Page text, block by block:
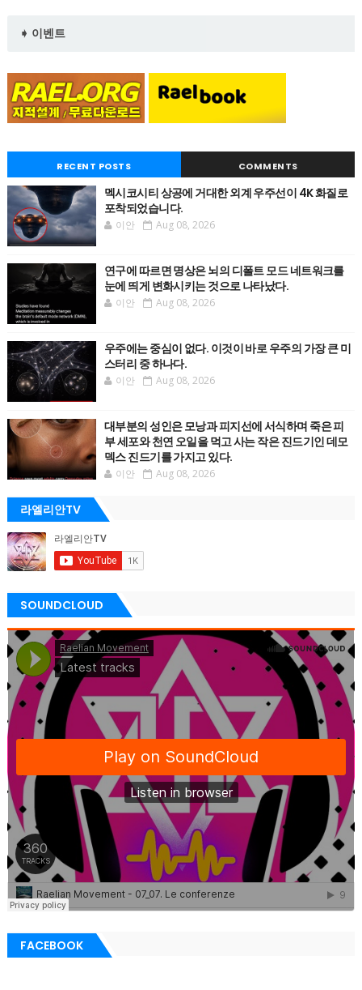
➧ 이벤트
RECENT POSTS COMMENTS
멕시코시티 상공에 거대한 외계 우주선이 4K 화질로
포착되었습니다.
이안 Aug 08, 2026
연구에 따르면 명상은 뇌의 디폴트 모드 네트워크를
눈에 띄게 변화시키는 것으로 나타났다.
이안 Aug 08, 2026
우주에는 중심이 없다. 이것이 바로 우주의 가장 큰 미
스터리 중 하나다.
이안 Aug 08, 2026
대부분의 성인은 모낭과 피지선에 서식하며 죽은 피
부 세포와 천연 오일을 먹고 사는 작은 진드기인 데모
덱스 진드기를 가지고 있다.
이안 Aug 08, 2026
라엘리안TV
SOUNDCLOUD
FACEBOOK